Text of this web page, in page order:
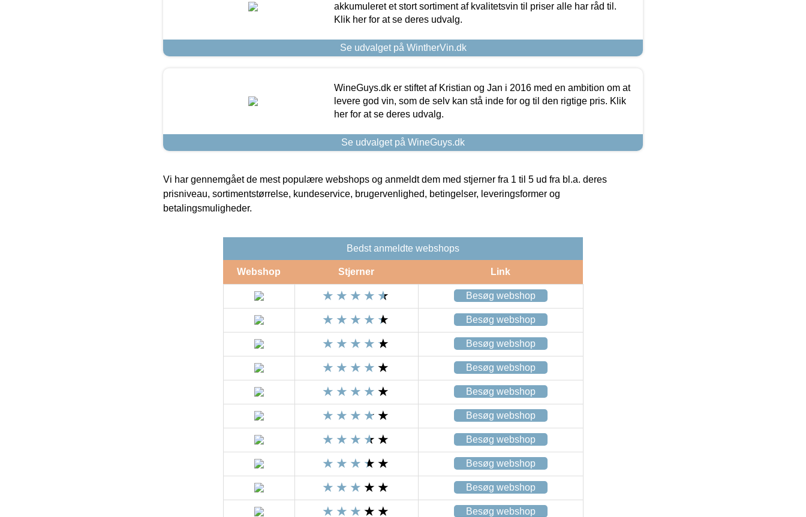
akkumuleret et stort sortiment af kvalitetsvin til priser alle har råd til.
Klik her for at se deres udvalg.
Se udvalget på WintherVin.dk
WineGuys.dk er stiftet af Kristian og Jan i 2016 med en ambition om at
levere god vin, som de selv kan stå inde for og til den rigtige pris. Klik
her for at se deres udvalg.
Se udvalget på WineGuys.dk
Vi har gennemgået de mest populære webshops og anmeldt dem med stjerner fra 1 til 5 ud fra bl.a. deres
prisniveau, sortimentstørrelse, kundeservice, brugervenlighed, betingelser, leveringsformer og
betalingsmuligheder.
Bedst anmeldte webshops
Webshop Stjerner Link
Besøg webshop
Besøg webshop
Besøg webshop
Besøg webshop
Besøg webshop
Besøg webshop
Besøg webshop
Besøg webshop
Besøg webshop
Besøg webshop